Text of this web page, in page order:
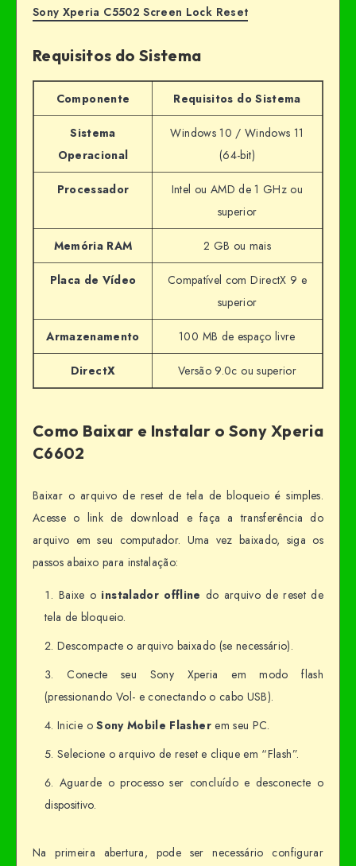
Sony Xperia C5502 Screen Lock Reset
Requisitos do Sistema
Componente Requisitos do Sistema
Sistema
Operacional
Windows 10 / Windows 11
(64-bit)
Processador
Intel ou AMD de 1 GHz ou
superior
Memória RAM 2 GB ou mais
Placa de Vídeo
Compatível com DirectX 9 e
superior
Armazenamento 100 MB de espaço livre
DirectX Versão 9.0c ou superior
Como Baixar e Instalar o Sony Xperia
C6602
Baixar o arquivo de reset de tela de bloqueio é simples.
Acesse o link de download e faça a transferência do
arquivo em seu computador. Uma vez baixado, siga os
passos abaixo para instalação:
Baixe o instalador offline do arquivo de reset de
tela de bloqueio.
Descompacte o arquivo baixado (se necessário).
Conecte seu Sony Xperia em modo flash
(pressionando Vol- e conectando o cabo USB).
Inicie oSony Mobile Flasherem seu PC.
Selecione o arquivo de reset e clique em “Flash”.
Aguarde o processo ser concluído e desconecte o
dispositivo.
Na primeira abertura, pode ser necessário configurar